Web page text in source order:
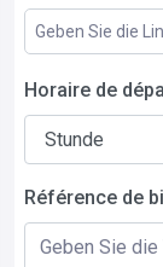
Geben Sie die
Horaire de
Référence de